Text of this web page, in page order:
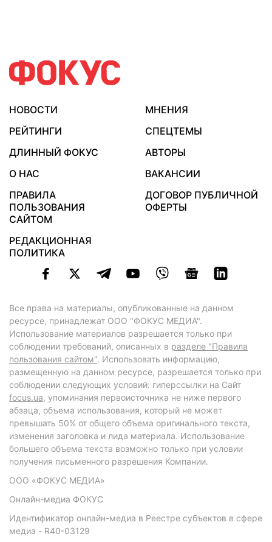
НОВОСТИ
МНЕНИЯ
РЕЙТИНГИ
СПЕЦТЕМЫ
ДЛИННЫЙ ФОКУС
АВТОРЫ
О НАС
ВАКАНСИИ
ПРАВИЛА
ПОЛЬЗОВАНИЯ
САЙТОМ
ДОГОВОР ПУБЛИЧНОЙ
ОФЕРТЫ
РЕДАКЦИОННАЯ
ПОЛИТИКА
Все права на материалы, опубликованные на данном
ресурсе, принадлежат ООО "ФОКУС МЕДИА".
Использование материалов разрешается только при
соблюдении требований, описанных в разделе "Правила
пользования сайтом". Использовать информацию,
размещенную на данном ресурсе, разрешается только при
соблюдении следующих условий: гиперссылки на Сайт
focus.ua, упоминания первоисточника не ниже первого
абзаца, объема использования, который не может
превышать 50% от общего объема оригинального текста,
изменения заголовка и лида материала. Использование
большего объема текста возможно только при условии
получения письменного разрешения Компании.
ООО «ФОКУС МЕДИА»
Онлайн-медиа ФОКУС
Идентификатор онлайн-медиа в Реестре субъектов в сфере
медиа - R40-03129